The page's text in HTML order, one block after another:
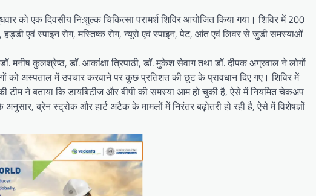
को एक दिवसीय नि:शुल्क चिकित्सा परामर्श शिविर आयोजित किया गया। शिविर में 200
हड्डी एवं स्पाइन रोग, मस्तिष्क रोग, न्यूरो एवं स्पाइन, पेट, आंत एवं लिवर से जुडी समस्याओं
मनीष कुलश्रेष्ठ, डॉ. आकांक्षा त्रिपाठी, डॉ. मुकेश सेवाग तथा डॉ. दीपक अग्रवाल ने लोगों
को अस्पताल में उपचार करवाने पर कुछ प्रतिशत की छूट के प्रावधान दिए गए। शिविर में
ने बताया कि डायबिटीज और बीपी की समस्या आम हो चुकी है, ऐसे में नियमित चेकअप
ब्रेन स्ट्रोक और हार्ट अटैक के मामलों में निरंतर बढ़ोतरी हो रही है, ऐसे में विशेषज्ञों